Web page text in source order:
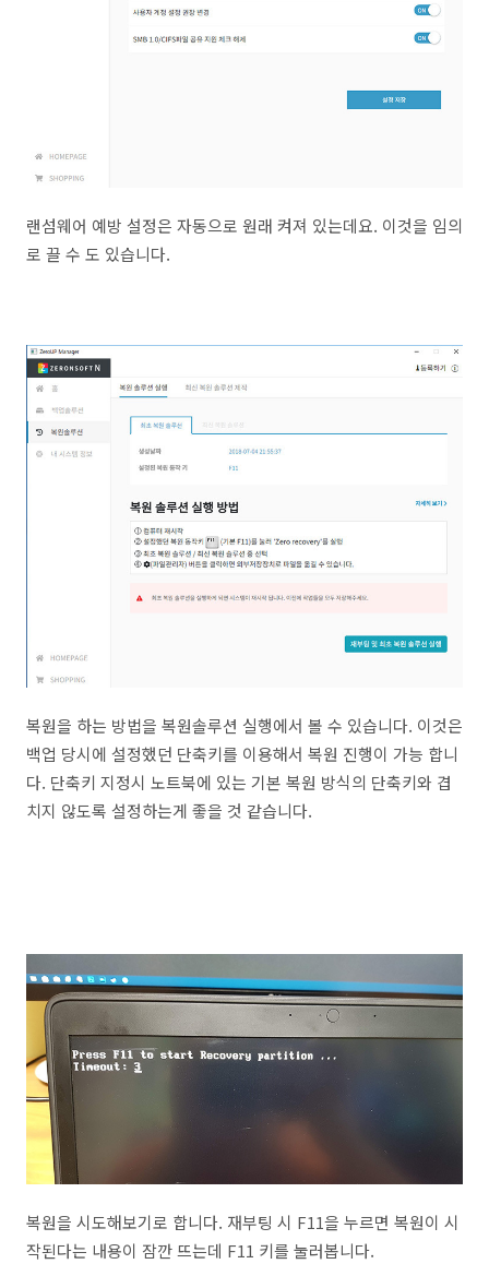
랜섬웨어 예방 설정은 자동으로 원래 켜져 있는데요. 이것을 임의
로 끌 수 도 있습니다.
복원을 하는 방법을 복원솔루션 실행에서 볼 수 있습니다. 이것은
백업 당시에 설정했던 단축키를 이용해서 복원 진행이 가능 합니
다. 단축키 지정시 노트북에 있는 기본 복원 방식의 단축키와 겹
치지 않도록 설정하는게 좋을 것 같습니다.
복원을 시도해보기로 합니다. 재부팅 시 F11을 누르면 복원이 시
작된다는 내용이 잠깐 뜨는데 F11 키를 눌러봅니다.